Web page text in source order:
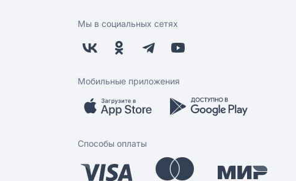
Мы в социальных сетях
Мобильные приложения
Способы оплаты